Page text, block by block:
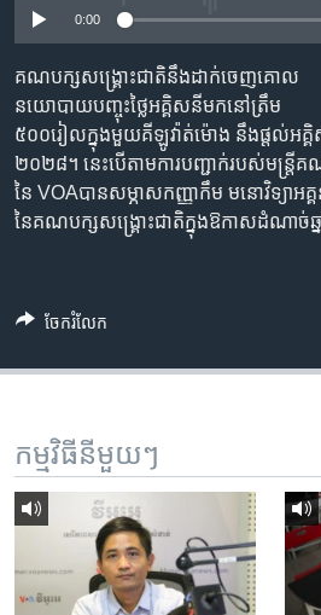
រចនា
រំលង​
និង​
ចូល​
ទៅ​
កាន់​
ទំព័រ​
Khmer English
បណ្តាញ​សង្គម
0:00
គណបក្ស​សង្គ្រោះ​ជាតិ​នឹង​ដាក់​ចេញ​គោល
នយោបាយ​បញ្ចុះ​ថ្លៃ​អគ្គិសនី​មក​នៅ​ត្រឹម​
៥០០រៀល​ក្នុង​មួយ​គីឡូវ៉ាត់ម៉ោង នឹង​ផ្តល់​អគ្គិ
២០២៨។ នេះ​បើ​តាម​ការបញ្ជាក់​របស់​មន្ត្
នៃ VOAបាន​សម្ភាស​កញ្ញា​កឹម មនោវិទ្យា​អគ្
នៃ​គណបក្ស​សង្គ្រោះ​ជាតិ​ក្នុង​ឱកាស​ដំណាច់​
ចែករំលែក
កម្មវិធី​នីមួយៗ